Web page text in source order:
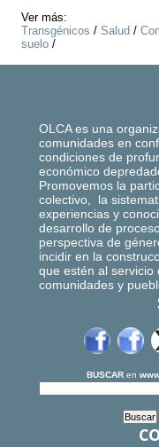
Ver más:
Transgénicos / Salud /
suelo /
OLCA es una
comunidades en
condiciones de
económico
Promovemos la
colectivo, la
experiencias y
desarrollo de
perspectiva de
incidir en la
que estén al servicio
comunidades y
BUSCAR en